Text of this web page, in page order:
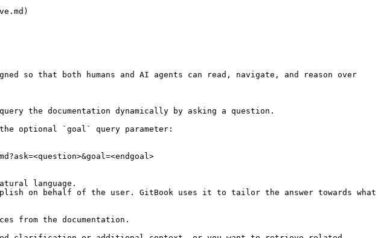
so that both humans and AI agents can read, navigate, and reason over
the documentation dynamically by asking a question.
the optional `goal` query parameter:
language.
on behalf of the user. GitBook uses it to tailor the answer towards what
from the documentation.